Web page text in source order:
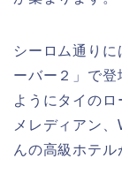
シーロム通り
ーバー２」で
ようにタイのロ
メレディアン
んの高級ホテル